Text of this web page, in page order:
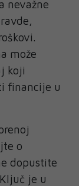
nevažne
može
koji
financije u
o
dopustite
je u